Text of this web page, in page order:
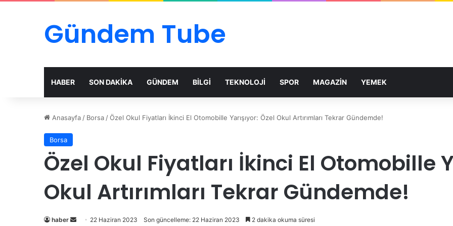
Gündem Tube
HABER SON DAKİKA GÜNDEM BİLGİ TEKNOLOJİ SPOR MAGAZİN YEMEK
Anasayfa / Borsa /Özel Okul Fiyatları İkinci El Otomobille Yarışıyor: Özel Okul Artırımları Tekrar Gündemde!
Borsa
Özel Okul Fiyatları İkinci El Otomobille
Okul Artırımları Tekrar Gündemde!
haber
Bir
22 Haziran 2023 Son güncelleme: 22 Haziran 2023 2 dakika okuma süresi